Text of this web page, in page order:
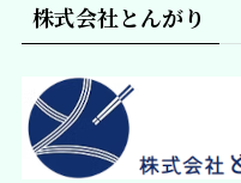
株式会社とんがり